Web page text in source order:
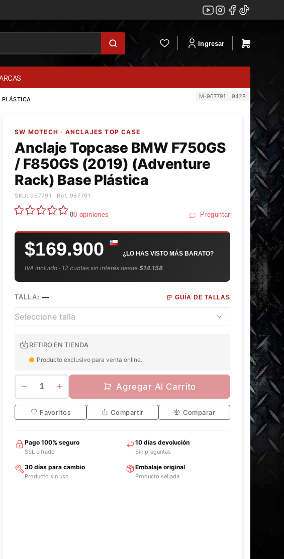
Ingresar
M-967791 9428
SW MOTECH · ANCLAJES TOP CASE
Anclaje Topcase BMW F750GS
/ F850GS (2019) (Adventure
Rack) Base Plástica
SKU: 967791 · Ref. 967791
00 opiniones Preguntar
$169.900 ¿LO HAS VISTO MÁS BARATO?
IVA incluido · 12 cuotas sin interés desde$14.158
TALLA: — GUÍA DE TALLAS
RETIRO EN TIENDA
Producto exclusivo para venta online.
1 Agregar Al Carrito
Favoritos Compartir Comparar
Pago 100% seguro
SSL cifrado
10 días devolución
Sin preguntas
30 días para cambio
Producto sin uso
Embalaje original
Producto sellada